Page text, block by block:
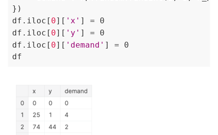
})
df.iloc[ 0][ 'x' ] = 0
df.iloc[ 0][ 'y' ] = 0
df.iloc[ 0][ 'demand' ] = 0